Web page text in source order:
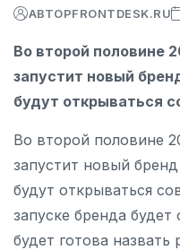
АВТОРFRONTDESK.RU
Во второй половине
запустит новый
будут открываться
Во второй половине
запустит новый
будут открываться
запуске бренда
будет готова